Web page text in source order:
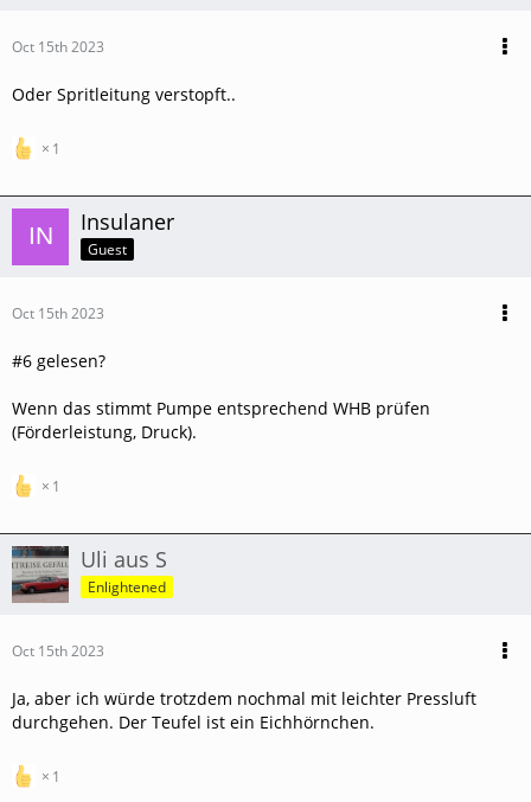
Oct 15th 2023
Oder Spritleitung verstopft..
1
Insulaner
Guest
Oct 15th 2023
#6 gelesen?
Wenn das stimmt Pumpe entsprechend WHB prüfen
(Förderleistung, Druck).
1
Uli aus S
Enlightened
Oct 15th 2023
Ja, aber ich würde trotzdem nochmal mit leichter Pressluft
durchgehen. Der Teufel ist ein Eichhörnchen.
1